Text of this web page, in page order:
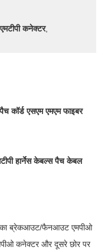
कनेक्टर,
कॉर्ड एसएम एमएम फाइबर
हार्नेस केबल्स पैच केबल
का ब्रेकआउट/फैनआउट एमपीओ
कनेक्टर और दूसरे छोर पर